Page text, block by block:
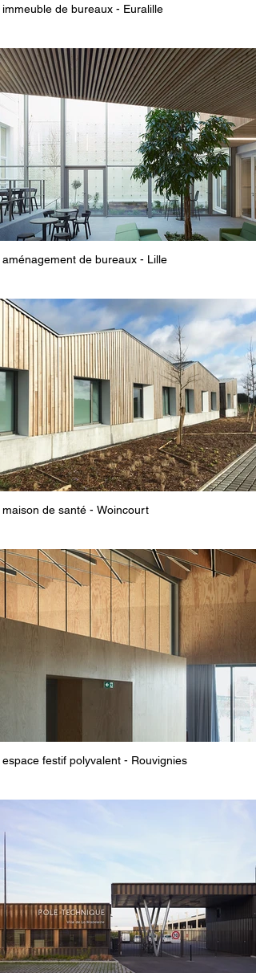
immeuble de bureaux - Euralille
aménagement de bureaux - Lille
maison de santé - Woincourt
espace festif polyvalent - Rouvignies